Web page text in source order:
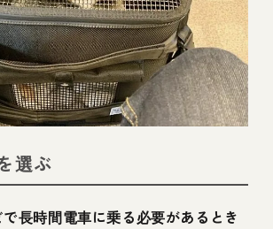
選ぶ
長時間電車に乗る必要があるとき